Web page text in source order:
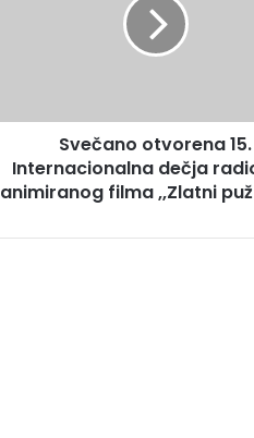
Svečano otvorena 15.
Internacionalna dečja
animiranog filma ,,Zlatni